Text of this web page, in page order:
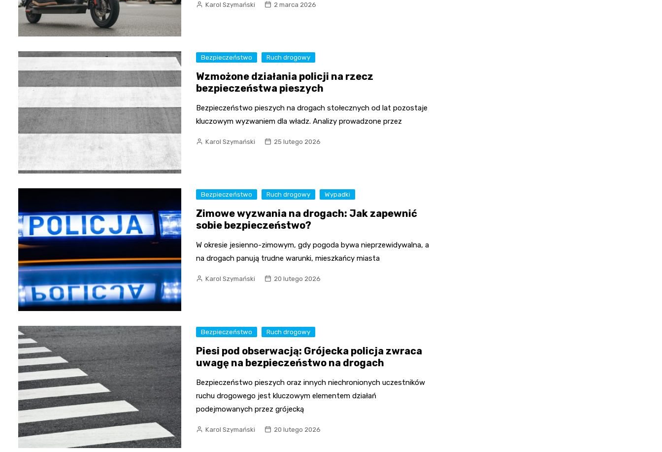
Karol Szymański 2 marca 2026
Bezpieczeństwo Ruch drogowy
Wzmożone działania policji na rzecz
bezpieczeństwa pieszych
Bezpieczeństwo pieszych na drogach stołecznych od lat pozostaje
kluczowym wyzwaniem dla władz. Analizy prowadzone przez
Karol Szymański 25 lutego 2026
Bezpieczeństwo Ruch drogowy Wypadki
Zimowe wyzwania na drogach: Jak zapewnić
sobie bezpieczeństwo?
W okresie jesienno-zimowym, gdy pogoda bywa nieprzewidywalna, a
na drogach panują trudne warunki, mieszkańcy miasta
Karol Szymański 20 lutego 2026
Bezpieczeństwo Ruch drogowy
Piesi pod obserwacją: Grójecka policja zwraca
uwagę na bezpieczeństwo na drogach
Bezpieczeństwo pieszych oraz innych niechronionych uczestników
ruchu drogowego jest kluczowym elementem działań
podejmowanych przez grójecką
Karol Szymański 20 lutego 2026